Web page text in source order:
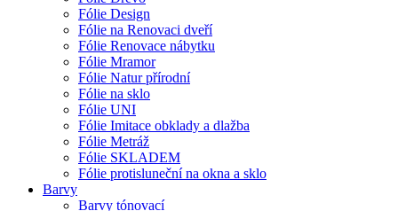
Fólie Design
Fólie na Renovaci dveří
Fólie Renovace nábytku
Fólie Mramor
Fólie Natur přírodní
Fólie na sklo
Fólie UNI
Fólie Imitace obklady a dlažba
Fólie Metráž
Fólie SKLADEM
Fólie protisluneční na okna a sklo
Barvy
Barvy tónovací